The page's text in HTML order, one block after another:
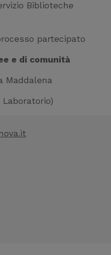
Biblioteche
partecipato
e di comunità
Maddalena
Laboratorio)